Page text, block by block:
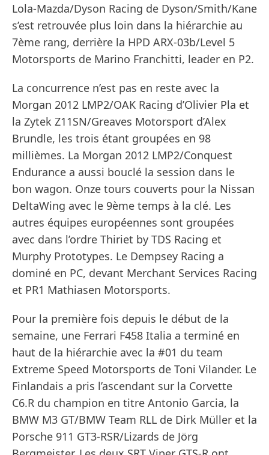
Lola-Mazda/Dyson Racing de Dyson/Smith/Kane
s’est retrouvée plus loin dans la hiérarchie au
7ème rang, derrière la HPD ARX-03b/Level 5
Motorsports de Marino Franchitti, leader en P2.
La concurrence n’est pas en reste avec la
Morgan 2012 LMP2/OAK Racing d’Olivier Pla et
la Zytek Z11SN/Greaves Motorsport d’Alex
Brundle, les trois étant groupées en 98
millièmes. La Morgan 2012 LMP2/Conquest
Endurance a aussi bouclé la session dans le
bon wagon. Onze tours couverts pour la Nissan
DeltaWing avec le 9ème temps à la clé. Les
autres équipes européennes sont groupées
avec dans l’ordre Thiriet by TDS Racing et
Murphy Prototypes. Le Dempsey Racing a
dominé en PC, devant Merchant Services Racing
et PR1 Mathiasen Motorsports.
Pour la première fois depuis le début de la
semaine, une Ferrari F458 Italia a terminé en
haut de la hiérarchie avec la #01 du team
Extreme Speed Motorsports de Toni Vilander. Le
Finlandais a pris l’ascendant sur la Corvette
C6.R du champion en titre Antonio Garcia, la
BMW M3 GT/BMW Team RLL de Dirk Müller et la
Porsche 911 GT3-RSR/Lizards de Jörg